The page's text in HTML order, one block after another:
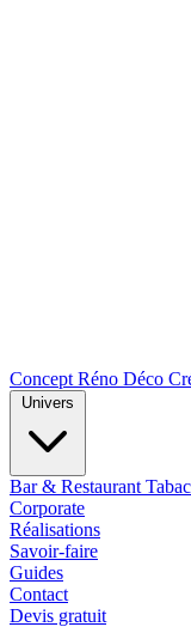
Concept Réno Déco
Bar & Restaurant
Corporate
Réalisations
Savoir-faire
Guides
Contact
Devis gratuit